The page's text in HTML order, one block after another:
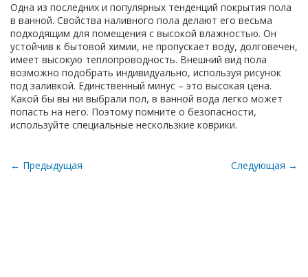
Одна из последних и популярных тенденций покрытия пола
в ванной. Свойства наливного пола делают его весьма
подходящим для помещения с высокой влажностью. Он
устойчив к бытовой химии, не пропускает воду, долговечен,
имеет высокую теплопроводность. Внешний вид пола
возможно подобрать индивидуально, используя рисунок
под заливкой. Единственный минус – это высокая цена.
Какой бы вы ни выбрали пол, в ванной вода легко может
попасть на него. Поэтому помните о безопасности,
используйте специальные нескользкие коврики.
← Предыдущая Следующая →